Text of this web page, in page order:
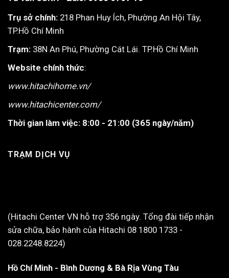
Trụ sở chính: 218 Phan Huy Ích, Phường An Hội Tây,
TP.Hồ Chí Minh
Trạm: 38N An Phú, Phường Cát Lái. TP.Hồ Chí Minh
Website chính thức:
www.hitachihome.vn/
www.hitachicenter.com/
Thời gian làm việc: 8:00 - 21:00 (365 ngày/năm)
TRẠM DỊCH VỤ
(Hitachi Center VN hỗ trợ 356 ngày. Tổng đài tiếp nhận
sửa chữa, bảo hành của Hitachi 08 1800 1733 -
028.2248.8224)
Hồ Chí Minh - Bình Dương & Bà Rịa Vùng Tàu